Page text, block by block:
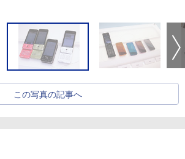
この写真の記事へ